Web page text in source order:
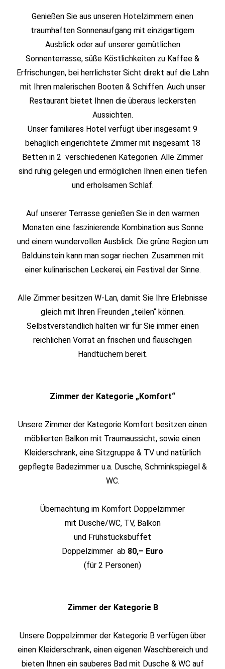
Genießen Sie aus unseren Hotelzimmern einen
traumhaften Sonnenaufgang mit einzigartigem
Ausblick oder auf unserer gemütlichen
Sonnenterrasse, süße Köstlichkeiten zu Kaffee &
Erfrischungen, bei herrlichster Sicht direkt auf die Lahn
mit Ihren malerischen Booten & Schiffen. Auch unser
Restaurant bietet Ihnen die überaus leckersten
Aussichten.
Unser familiäres Hotel verfügt über insgesamt 9
behaglich eingerichtete Zimmer mit insgesamt 18
Betten in 2 verschiedenen Kategorien. Alle Zimmer
sind ruhig gelegen und ermöglichen Ihnen einen tiefen
und erholsamen Schlaf.
Auf unserer Terrasse genießen Sie in den warmen
Monaten eine faszinierende Kombination aus Sonne
und einem wundervollen Ausblick. Die grüne Region um
Balduinstein kann man sogar riechen. Zusammen mit
einer kulinarischen Leckerei, ein Festival der Sinne.
Alle Zimmer besitzen W-Lan, damit Sie Ihre Erlebnisse
gleich mit Ihren Freunden „teilen“ können.
Selbstverständlich halten wir für Sie immer einen
reichlichen Vorrat an frischen und flauschigen
Handtüchern bereit.
Zimmer der Kategorie „Komfort“
Unsere Zimmer der Kategorie Komfort besitzen einen
möblierten Balkon mit Traumaussicht, sowie einen
Kleiderschrank, eine Sitzgruppe & TV und natürlich
gepflegte Badezimmer u.a. Dusche, Schminkspiegel &
WC.
Übernachtung im Komfort Doppelzimmer
mit Dusche/WC, TV, Balkon
und Frühstücksbuffet
Doppelzimmer ab 80,– Euro
(für 2 Personen)
Zimmer der Kategorie B
Unsere Doppelzimmer der Kategorie B verfügen über
einen Kleiderschrank, einen eigenen Waschbereich und
bieten Ihnen ein sauberes Bad mit Dusche & WC auf